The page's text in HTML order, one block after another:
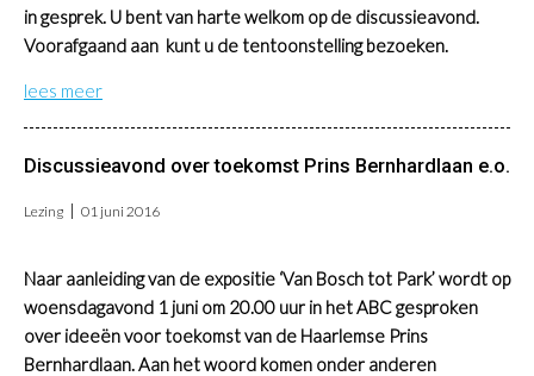
in gesprek. U bent van harte welkom op de discussieavond.
Voorafgaand aan kunt u de tentoonstelling bezoeken.
lees meer
Discussieavond over toekomst Prins Bernhardlaan e.o.
Lezing 01 juni 2016
Naar aanleiding van de expositie ‘Van Bosch tot Park’ wordt op
woensdagavond 1 juni om 20.00 uur in het ABC gesproken
over ideeën voor toekomst van de Haarlemse Prins
Bernhardlaan. Aan het woord komen onder anderen